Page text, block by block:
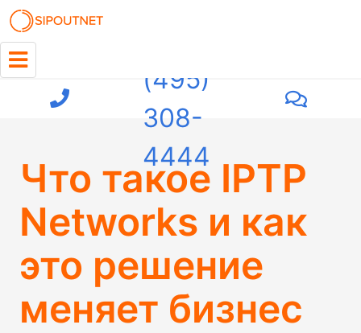
(495)
308-
4444
Что такое IPTP
Networks и как
это решение
меняет бизнес